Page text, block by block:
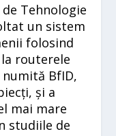
Tehnologie
un sistem
folosind
routerele
BfID,
și a
mai mare
studiile de